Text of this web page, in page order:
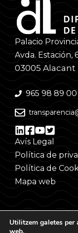
Palacio
Avda. Estación,
03005 Alacant
965 98 89 00
Avís Legal
Política de
Política de
Mapa web
Utilitzem galetes per